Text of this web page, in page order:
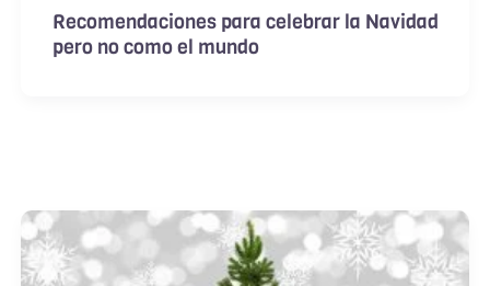
Recomendaciones para celebrar la Navidad
pero no como el mundo